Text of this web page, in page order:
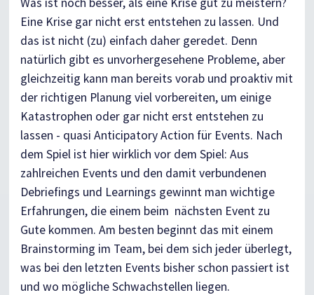
Eine Krise gar nicht erst entstehen zu lassen. Und
das ist nicht (zu) einfach daher geredet. Denn
natürlich gibt es unvorhergesehene Probleme, aber
gleichzeitig kann man bereits vorab und proaktiv mit
der richtigen Planung viel vorbereiten, um einige
Katastrophen oder gar nicht erst entstehen zu
lassen - quasi Anticipatory Action für Events. Nach
dem Spiel ist hier wirklich vor dem Spiel: Aus
zahlreichen Events und den damit verbundenen
Debriefings und Learnings gewinnt man wichtige
Erfahrungen, die einem beim nächsten Event zu
Gute kommen. Am besten beginnt das mit einem
Brainstorming im Team, bei dem sich jeder überlegt,
was bei den letzten Events bisher schon passiert ist
und wo mögliche Schwachstellen liegen.